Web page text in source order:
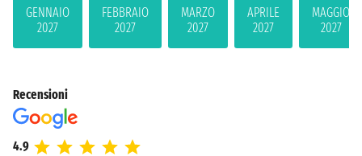
GENNAIO
2027
FEBBRAIO
2027
MARZO
2027
APRILE
2027
MAGGIO
2027
Recensioni
4.9